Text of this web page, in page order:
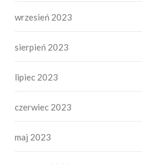
wrzesień 2023
sierpień 2023
lipiec 2023
czerwiec 2023
maj 2023